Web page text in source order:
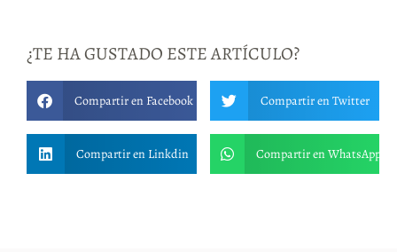
¿TE HA GUSTADO ESTE ARTÍCULO?
Compartir en Facebook Compartir en Twitter
Compartir en Linkdin Compartir en WhatsApp